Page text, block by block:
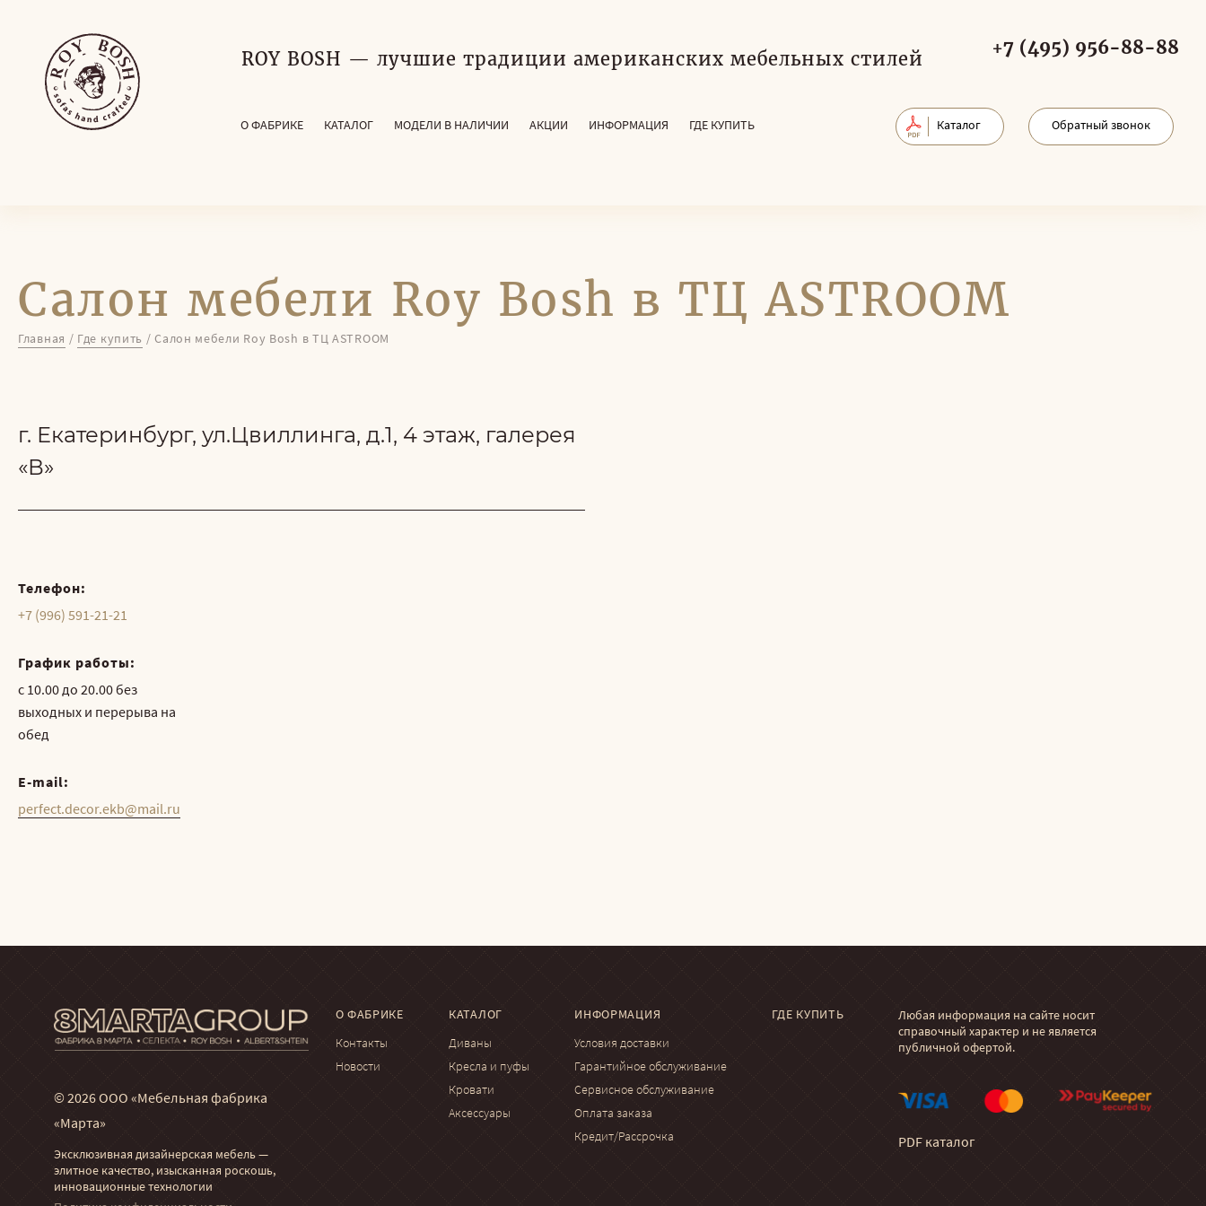
ROY BOSH — лучшие традиции американских мебельных стилей
+7 (495) 956-88-88
О ФАБРИКЕ КАТАЛОГ МОДЕЛИ В НАЛИЧИИ АКЦИИ ИНФОРМАЦИЯ ГДЕ КУПИТЬ Каталог Обратный звонок
Салон мебели Roy Bosh в ТЦ ASTROOM
Главная / Где купить / Салон мебели Roy Bosh в ТЦ ASTROOM
г. Екатеринбург, ул.Цвиллинга, д.1, 4 этаж, галерея
«В»
Телефон:
+7 (996) 591-21-21
График работы:
с 10.00 до 20.00 без
выходных и перерыва на
обед
E-mail:
perfect.decor.ekb@mail.ru
© 2026 ООО «Мебельная фабрика
«Марта»
Эксклюзивная дизайнерская мебель —
элитное качество, изысканная роскошь,
инновационные технологии
О ФАБРИКЕ
Контакты
Новости
КАТАЛОГ
Диваны
Кресла и пуфы
Кровати
Аксессуары
ИНФОРМАЦИЯ
Условия доставки
Гарантийное обслуживание
Сервисное обслуживание
Оплата заказа
Кредит/Рассрочка
ГДЕ КУПИТЬ
Любая информация на сайте носит
справочный характер и не является
публичной офертой.
PDF каталог